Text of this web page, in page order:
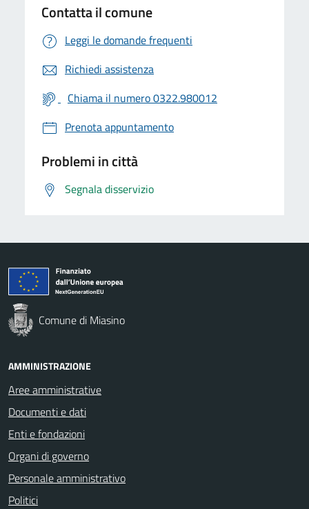
Contatta il comune
Leggi le domande frequenti
Richiedi assistenza
Chiama il numero 0322.980012
Prenota appuntamento
Problemi in città
Segnala disservizio
Comune di Miasino
AMMINISTRAZIONE
Aree amministrative
Documenti e dati
Enti e fondazioni
Organi di governo
Personale amministrativo
Politici